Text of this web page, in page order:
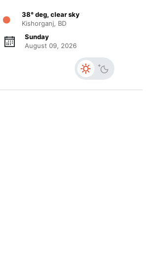
38° deg, clear sky
Kishorganj, BD
Sunday
August 09, 2026